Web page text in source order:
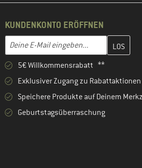
KUNDENKONTO ERÖFFNEN
E-Mail-Adresse
Gib hier deine E-Mail-Adresse ein und
5€ Willkommensrabatt **
Exklusiver Zugang zu Rabattaktionen
Speichere Produkte auf Deinem
Geburtstagsüberraschung